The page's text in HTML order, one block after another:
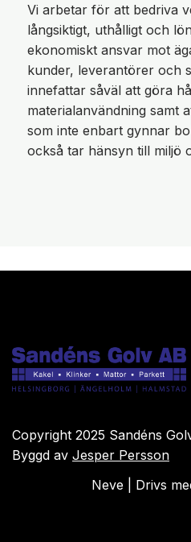
Vi arbetar för att bedriva
långsiktigt, uthålligt och
ekonomiskt ansvar mot
kunder, leverantörer och
innefattar såväl att göra
materialanvändning samt
som inte enbart gynnar
också tar hänsyn till miljö
Copyright 2025 Sandéns
Byggd av Jesper Persson
Neve | Drivs